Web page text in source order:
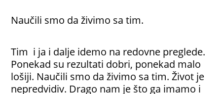
Naučili smo da živimo sa tim.
Tim i ja i dalje idemo na redovne preglede.
Ponekad su rezultati dobri, ponekad malo
lošiji. Naučili smo da živimo sa tim. Život je
nepredvidiv. Drago nam je što ga imamo i